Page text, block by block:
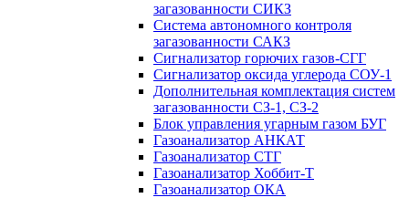
загазованности СИКЗ
Система автономного контроля
загазованности САКЗ
Сигнализатор горючих газов-СГГ
Сигнализатор оксида углерода СОУ-1
Дополнительная комплектация систем
загазованности СЗ-1, СЗ-2
Блок управления угарным газом БУГ
Газоанализатор АНКАТ
Газоанализатор СТГ
Газоанализатор Хоббит-Т
Газоанализатор ОКА